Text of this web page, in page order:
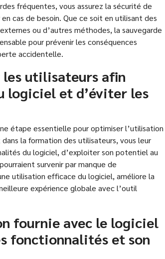
fréquentes, vous assurez la sécurité de
cas de besoin. Que ce soit en utilisant des
ou d’autres méthodes, la sauvegarde
pour prévenir les conséquences
accidentelle.
les utilisateurs afin
logiciel et d’éviter les
étape essentielle pour optimiser l’utilisation
la formation des utilisateurs, vous leur
du logiciel, d’exploiter son potentiel au
survenir par manque de
utilisation efficace du logiciel, améliore la
expérience globale avec l’outil
fournie avec le logiciel
fonctionnalités et son